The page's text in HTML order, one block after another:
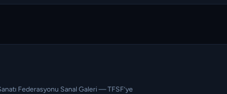
Federasyonu Sanal Galeri — TFSF’ye